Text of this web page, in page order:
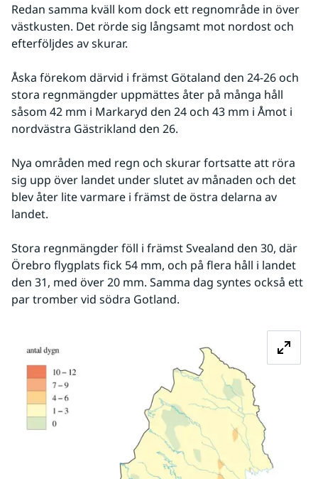
Redan samma kväll kom dock ett regnområde in över
västkusten. Det rörde sig långsamt mot nordost och
efterföljdes av skurar.
Åska förekom därvid i främst Götaland den 24-26 och
stora regnmängder uppmättes åter på många håll
såsom 42 mm i Markaryd den 24 och 43 mm i Åmot i
nordvästra Gästrikland den 26.
Nya områden med regn och skurar fortsatte att röra
sig upp över landet under slutet av månaden och det
blev åter lite varmare i främst de östra delarna av
landet.
Stora regnmängder föll i främst Svealand den 30, där
Örebro flygplats fick 54 mm, och på flera håll i landet
den 31, med över 20 mm. Samma dag syntes också ett
par tromber vid södra Gotland.